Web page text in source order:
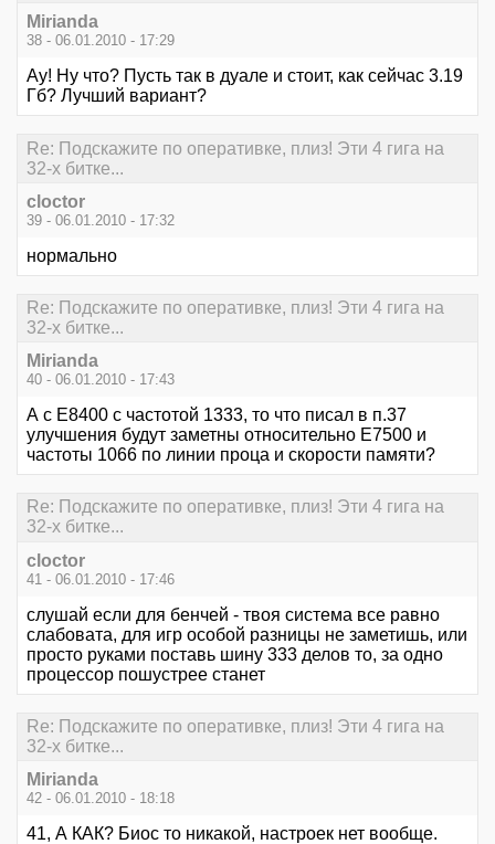
Mirianda
38 - 06.01.2010 - 17:29
Ау! Ну что? Пусть так в дуале и стоит, как сейчас 3.19
Гб? Лучший вариант?
Re: Подскажите по оперативке, плиз! Эти 4 гига на
32-х битке...
cloctor
39 - 06.01.2010 - 17:32
нормально
Re: Подскажите по оперативке, плиз! Эти 4 гига на
32-х битке...
Mirianda
40 - 06.01.2010 - 17:43
А с Е8400 с частотой 1333, то что писал в п.37
улучшения будут заметны относительно Е7500 и
частоты 1066 по линии проца и скорости памяти?
Re: Подскажите по оперативке, плиз! Эти 4 гига на
32-х битке...
cloctor
41 - 06.01.2010 - 17:46
слушай если для бенчей - твоя система все равно
слабовата, для игр особой разницы не заметишь, или
просто руками поставь шину 333 делов то, за одно
процессор пошустрее станет
Re: Подскажите по оперативке, плиз! Эти 4 гига на
32-х битке...
Mirianda
42 - 06.01.2010 - 18:18
41, А КАК? Биос то никакой, настроек нет вообще.